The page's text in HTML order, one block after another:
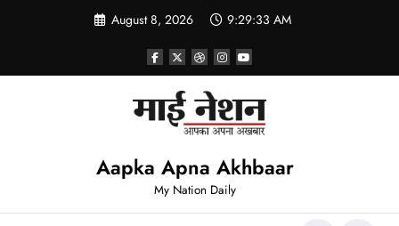
August 8, 2026 9:29:34 AM
Aapka Apna Akhbaar
My Nation Daily